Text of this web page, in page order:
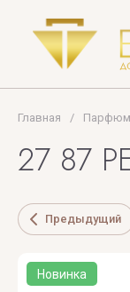
Главная / Парфюм
27 87
Предыдущий
Новинка